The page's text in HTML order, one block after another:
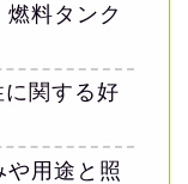
料タンク
関する好
用途と照